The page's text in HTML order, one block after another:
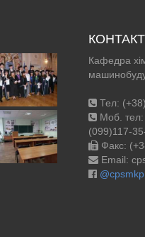
Кафедра
Тел:
Моб.
(099)117-
Факс:
Email: